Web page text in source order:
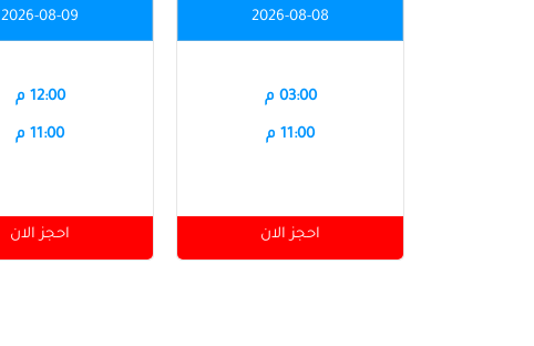
2026-08-08
03:00 م
11:00 م
احجز الان
2026-08-09
12:00 م
11:00 م
احجز الان